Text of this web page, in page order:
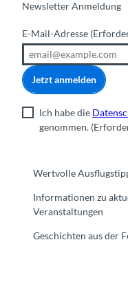
Newsletter Anmeldung
E-Mail-Adresse
Jetzt anmelden
Ich habe die
genommen.
Wertvolle
Informationen zu
Veranstaltungen
Geschichten aus der